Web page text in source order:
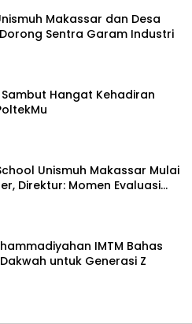
Makassar dan Desa
Sentra Garam Industri
Hangat Kehadiran
Unismuh Makassar Mulai
Direktur: Momen Evaluasi
IMTM Bahas
untuk Generasi Z